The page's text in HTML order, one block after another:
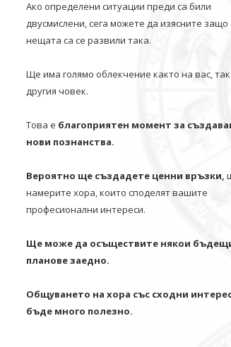
Ако определени ситуации преди са били
двусмислени, сега можете да изясните защо
нещата са се развили така.
Ще има голямо облекчение както на вас,
другия човек.
Това е благоприятен момент за
нови познанства.
Вероятно ще създадете ценни връзки,
намерите хора, които споделят вашите
професионални интереси.
Ще може да осъществите някои
планове заедно.
Общуването на хора със сходни
бъде много полезно.